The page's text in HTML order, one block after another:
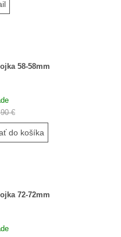
58-58mm
€
do košíka
72-72mm